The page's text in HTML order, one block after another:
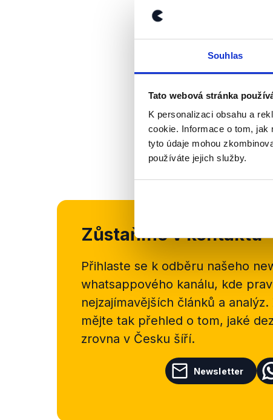
Souhlas
Tato webová stránka
K personalizaci obsahu a
cookie. Informace o tom,
tyto údaje mohou
používáte jejich služby.
Zůstaňme v kontaktu
Přihlaste se k odběru našeho
whatsappového kanálu, kde
nejzajímavějších článků a
mějte tak přehled o tom, jaké
zrovna v Česku šíří.
Newsletter